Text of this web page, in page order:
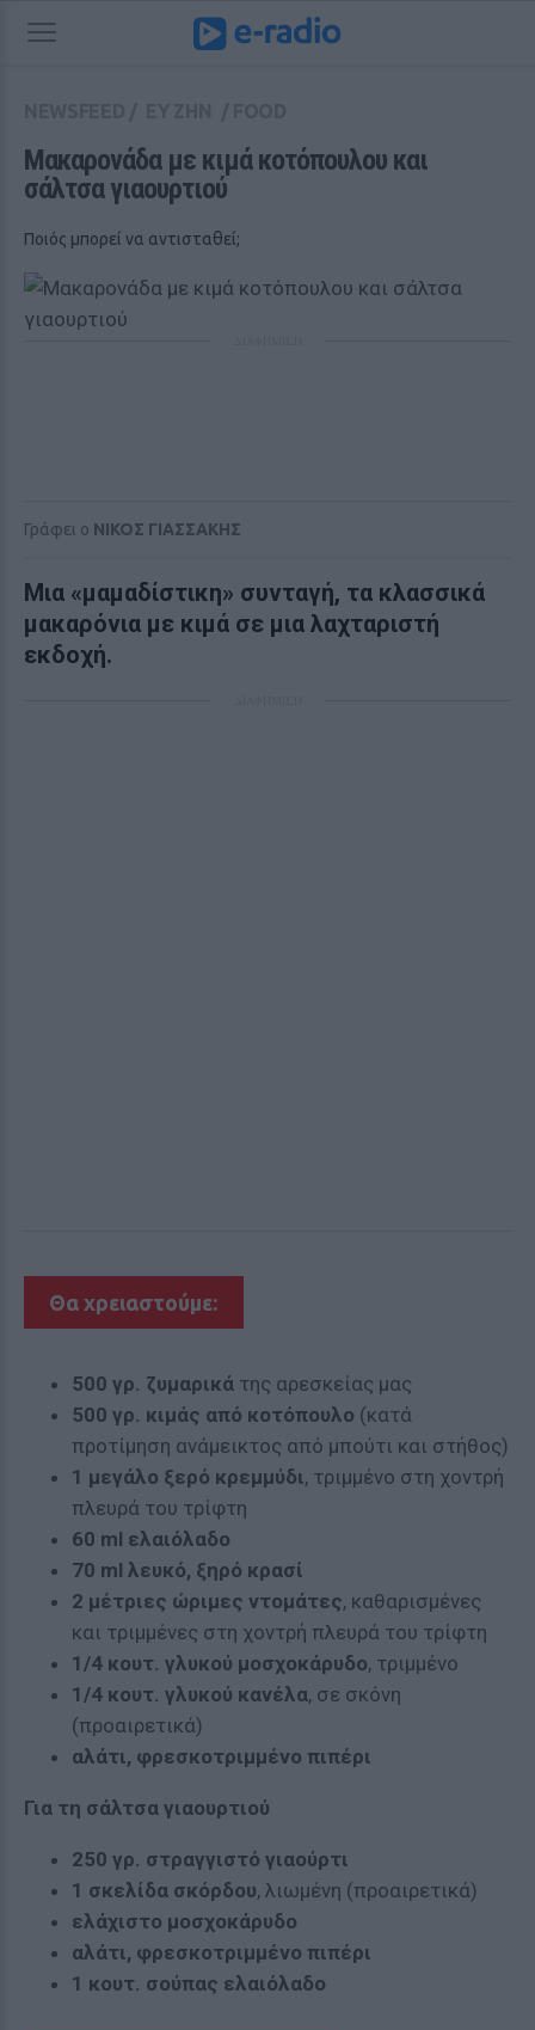
Μακαρονάδα με κιμά κοτόπουλου και
σάλτσα γιαουρτιού
Ποιός μπορεί να αντισταθεί;
Γράφει ο ΝΙΚΟΣ ΓΙΑΣΣΑΚΗΣ
Μια «μαμαδίστικη» συνταγή, τα κλασσικά
μακαρόνια με κιμά σε μια λαχταριστή
εκδοχή.
Θα χρειαστούμε:
500 γρ. ζυμαρικά της αρεσκείας μας
500 γρ. κιμάς από κοτόπουλο (κατά
προτίμηση ανάμεικτος από μπούτι και στήθος)
1 μεγάλο ξερό κρεμμύδι, τριμμένο στη χοντρή
πλευρά του τρίφτη
60 ml ελαιόλαδο
70 ml λευκό, ξηρό κρασί
2 μέτριες ώριμες ντομάτες, καθαρισμένες
και τριμμένες στη χοντρή πλευρά του τρίφτη
1/4 κουτ. γλυκού μοσχοκάρυδο, τριμμένο
1/4 κουτ. γλυκού κανέλα, σε σκόνη
(προαιρετικά)
αλάτι, φρεσκοτριμμένο πιπέρι
Για τη σάλτσα γιαουρτιού
250 γρ. στραγγιστό γιαούρτι
1 σκελίδα σκόρδου, λιωμένη (προαιρετικά)
ελάχιστο μοσχοκάρυδο
αλάτι, φρεσκοτριμμένο πιπέρι
1 κουτ. σούπας ελαιόλαδο